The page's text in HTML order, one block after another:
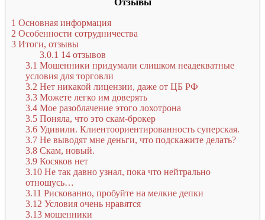
1 Основная информация
2 Особенности сотрудничества
3 Итоги, отзывы
3.0.1 14 отзывов
3.1 Мошенники придумали слишком неадекватные
условия для торговли
3.2 Нет никакой лицензии, даже от ЦБ РФ
3.3 Можете легко им доверять
3.4 Мое разоблачение этого лохотрона
3.5 Поняла, что это скам-брокер
3.6 Удивили. Клиентоориентированность суперская.
3.7 Не выводят мне деньги, что подскажите делать?
3.8 Скам, новый.
3.9 Косяков нет
3.10 Не так давно узнал, пока что нейтрально
отношусь…
3.11 Рискованно, пробуйте на мелкие депки
3.12 Условия очень нравятся
3.13 мошенники